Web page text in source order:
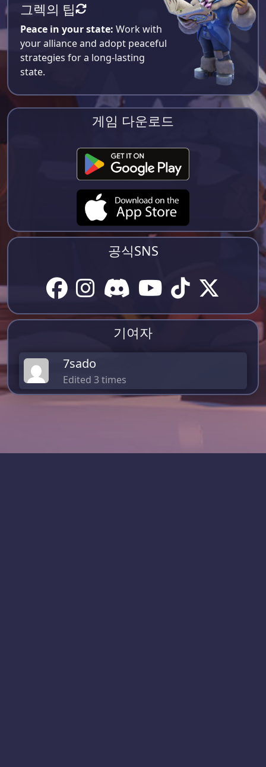
그렉의 팁
Peace in your state: Work with
your alliance and adopt peaceful
strategies for a long-lasting
state.
게임 다운로드
공식SNS
기여자
7sado
Edited 3 times